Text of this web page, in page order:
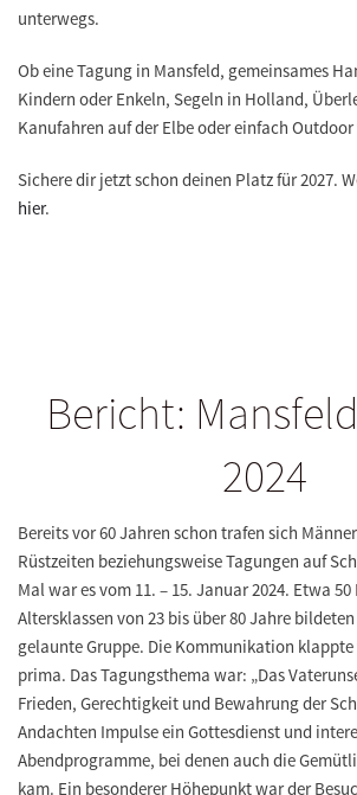
unterwegs.
Ob eine Tagung in Mansfeld, gemeinsames
Kindern oder Enkeln, Segeln in Holland,
Kanufahren auf der Elbe oder einfach
Sichere dir jetzt schon deinen Platz für 2027.
hier.
Bericht:
2024
Bereits vor 60 Jahren schon trafen sich
Rüstzeiten beziehungsweise Tagungen auf
Mal war es vom 11. – 15. Januar 2024. Etwa
Altersklassen von 23 bis über 80 Jahre
gelaunte Gruppe. Die Kommunikation klappte
prima. Das Tagungsthema war: „Das
Frieden, Gerechtigkeit und Bewahrung der
Andachten Impulse ein Gottesdienst und
Abendprogramme, bei denen auch die
kam. Ein besonderer Höhepunkt war der